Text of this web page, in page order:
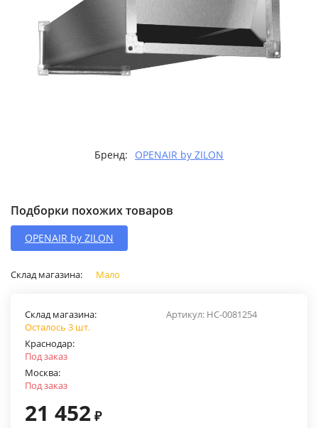
Бренд: OPENAIR by ZILON
Подборки похожих товаров
OPENAIR by ZILON
Склад магазина: Мало
Артикул: НС-0081254
Склад магазина:
Осталось 3 шт.
Краснодар:
Под заказ
Москва:
Под заказ
21 452 ₽